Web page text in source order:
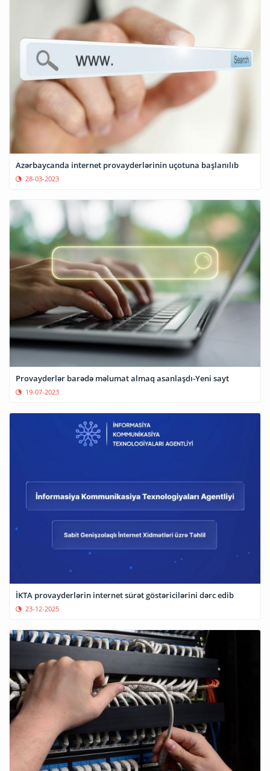
Azərbaycanda internet provayderlərinin uçotuna başlanılıb
28-03-2023
Provayderlər barədə məlumat almaq asanlaşdı-Yeni sayt
19-07-2023
İKTA provayderlərin internet sürət göstəricilərini dərc edib
23-12-2025